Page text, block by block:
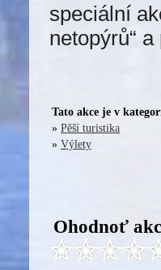
speciální
netopýrů“
Tato akce je v
» Pěší turistika
» Výlety
Ohodnoť